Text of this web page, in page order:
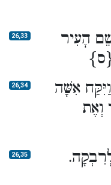
26,33
הָעִיר
26,34
אִשָּׁה
וְאֶת
26,35